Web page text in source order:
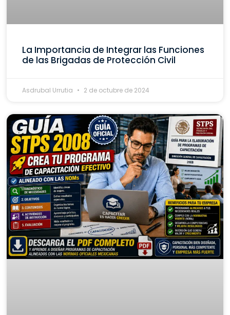
La Importancia de Integrar las Funciones
de las Brigadas de Protección Civil
Asdrubal Urrutia 2 de octubre de 2024